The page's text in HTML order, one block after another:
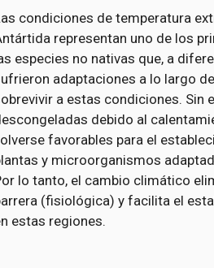
condiciones de temperatura
representan uno de los
especies no nativas que, a
adaptaciones a lo largo
a estas condiciones. Sin
debido al
favorables para el
y microorganismos
lo tanto, el cambio climático
(fisiológica) y facilita el
estas regiones.